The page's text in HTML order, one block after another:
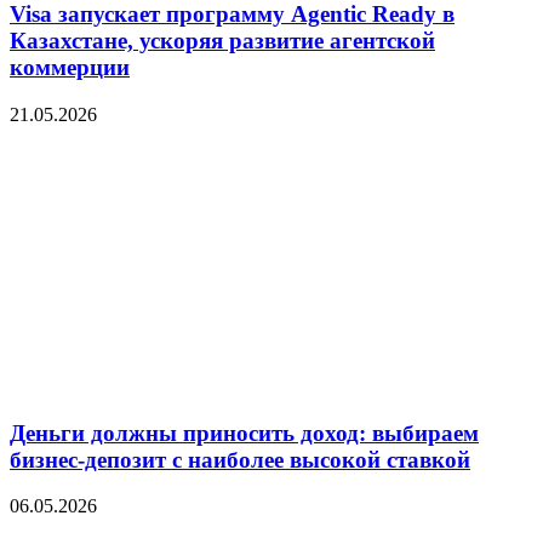
Visa запускает программу Agentic Ready в
Казахстане, ускоряя развитие агентской
коммерции
21.05.2026
Деньги должны приносить доход: выбираем
бизнес-депозит с наиболее высокой ставкой
06.05.2026